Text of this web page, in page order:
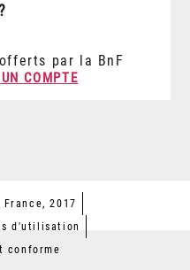
par la BnF
UN COMPTE
2017
d'utilisation
conforme